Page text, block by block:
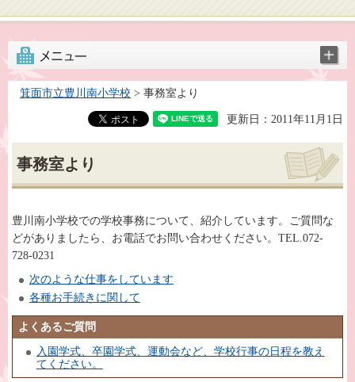
箕面市立豊川南小学校 > 事務室より
更新日：2011年11月1日
事務室より
豊川南小学校での学校事務について、紹介しています。ご質問な
どがありましたら、お電話でお問い合わせください。TEL.072-
728-0231
次のような仕事をしています
各種お手続きに関して
よくあるご質問
入園学式、卒園学式、運動会など、学校行事の日程を教え
てください。